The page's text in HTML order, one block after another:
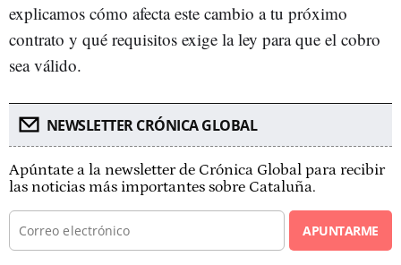
explicamos cómo afecta este cambio a tu próximo
contrato y qué requisitos exige la ley para que el cobro
sea válido.
NEWSLETTER CRÓNICA GLOBAL
Apúntate a la newsletter de Crónica Global para recibir
las noticias más importantes sobre Cataluña.
APUNTARME